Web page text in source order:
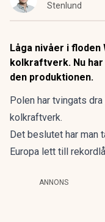
Stenlund
Låga nivåer i
kolkraftverk. Nu
den produktionen.
Polen har tvingats
kolkraftverk.
Det beslutet har man
Europa lett till
ANNONS